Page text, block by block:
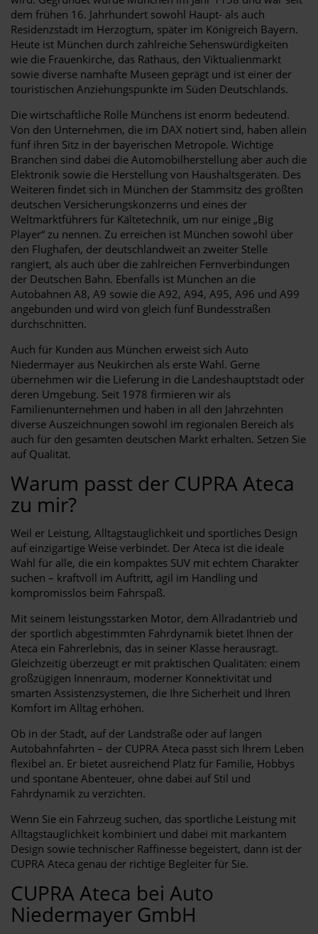
dem frühen 16. Jahrhundert sowohl Haupt- als auch
Residenzstadt im Herzogtum, später im Königreich Bayern.
Heute ist München durch zahlreiche Sehenswürdigkeiten
wie die Frauenkirche, das Rathaus, den Viktualienmarkt
sowie diverse namhafte Museen geprägt und ist einer der
touristischen Anziehungspunkte im Süden Deutschlands.
Die wirtschaftliche Rolle Münchens ist enorm bedeutend.
Von den Unternehmen, die im DAX notiert sind, haben allein
fünf ihren Sitz in der bayerischen Metropole. Wichtige
Branchen sind dabei die Automobilherstellung aber auch die
Elektronik sowie die Herstellung von Haushaltsgeräten. Des
Weiteren findet sich in München der Stammsitz des größten
deutschen Versicherungskonzerns und eines der
Weltmarktführers für Kältetechnik, um nur einige „Big
Player“ zu nennen. Zu erreichen ist München sowohl über
den Flughafen, der deutschlandweit an zweiter Stelle
rangiert, als auch über die zahlreichen Fernverbindungen
der Deutschen Bahn. Ebenfalls ist München an die
Autobahnen A8, A9 sowie die A92, A94, A95, A96 und A99
angebunden und wird von gleich fünf Bundesstraßen
durchschnitten.
Auch für Kunden aus München erweist sich Auto
Niedermayer aus Neukirchen als erste Wahl. Gerne
übernehmen wir die Lieferung in die Landeshauptstadt oder
deren Umgebung. Seit 1978 firmieren wir als
Familienunternehmen und haben in all den Jahrzehnten
diverse Auszeichnungen sowohl im regionalen Bereich als
auch für den gesamten deutschen Markt erhalten. Setzen Sie
auf Qualität.
Warum passt der CUPRA Ateca
zu mir?
Weil er Leistung, Alltagstauglichkeit und sportliches Design
auf einzigartige Weise verbindet. Der Ateca ist die ideale
Wahl für alle, die ein kompaktes SUV mit echtem Charakter
suchen – kraftvoll im Auftritt, agil im Handling und
kompromisslos beim Fahrspaß.
Mit seinem leistungsstarken Motor, dem Allradantrieb und
der sportlich abgestimmten Fahrdynamik bietet Ihnen der
Ateca ein Fahrerlebnis, das in seiner Klasse herausragt.
Gleichzeitig überzeugt er mit praktischen Qualitäten: einem
großzügigen Innenraum, moderner Konnektivität und
smarten Assistenzsystemen, die Ihre Sicherheit und Ihren
Komfort im Alltag erhöhen.
Ob in der Stadt, auf der Landstraße oder auf langen
Autobahnfahrten – der CUPRA Ateca passt sich Ihrem Leben
flexibel an. Er bietet ausreichend Platz für Familie, Hobbys
und spontane Abenteuer, ohne dabei auf Stil und
Fahrdynamik zu verzichten.
Wenn Sie ein Fahrzeug suchen, das sportliche Leistung mit
Alltagstauglichkeit kombiniert und dabei mit markantem
Design sowie technischer Raffinesse begeistert, dann ist der
CUPRA Ateca genau der richtige Begleiter für Sie.
CUPRA Ateca bei Auto
Niedermayer GmbH